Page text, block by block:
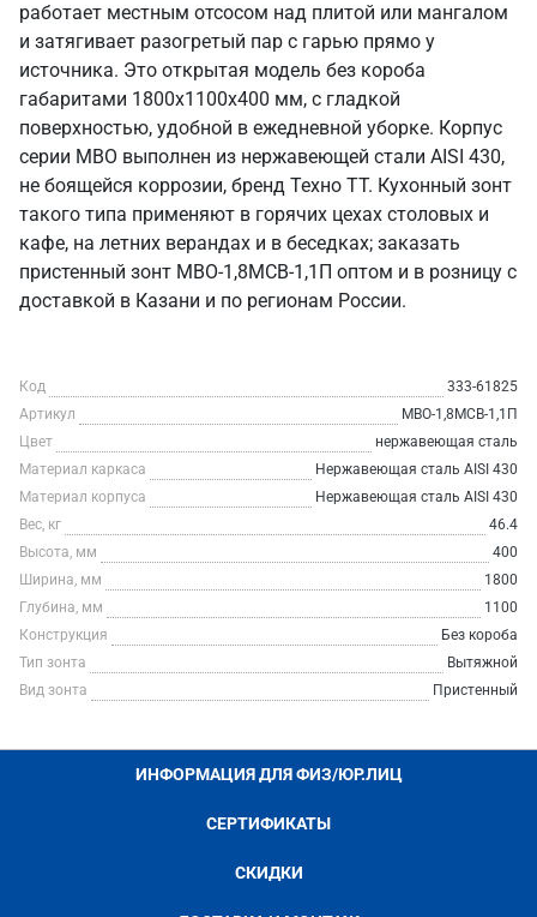
работает местным отсосом над плитой или мангалом
и затягивает разогретый пар с гарью прямо у
источника. Это открытая модель без короба
габаритами 1800х1100х400 мм, с гладкой
поверхностью, удобной в ежедневной уборке. Корпус
серии МВО выполнен из нержавеющей стали AISI 430,
не боящейся коррозии, бренд Техно ТТ. Кухонный зонт
такого типа применяют в горячих цехах столовых и
кафе, на летних верандах и в беседках; заказать
пристенный зонт МВО-1,8МСВ-1,1П оптом и в розницу с
доставкой в Казани и по регионам России.
Код
333-61825
Артикул
МВО-1,8МСВ-1,1П
Цвет
нержавеющая сталь
Материал каркаса
Нержавеющая сталь AISI 430
Материал корпуса
Нержавеющая сталь AISI 430
Вес, кг
46.4
Высота, мм
400
Ширина, мм
1800
Глубина, мм
1100
Конструкция
Без короба
Тип зонта
Вытяжной
Вид зонта
Пристенный
ИНФОРМАЦИЯ ДЛЯ ФИЗ/ЮР.ЛИЦ
СЕРТИФИКАТЫ
СКИДКИ